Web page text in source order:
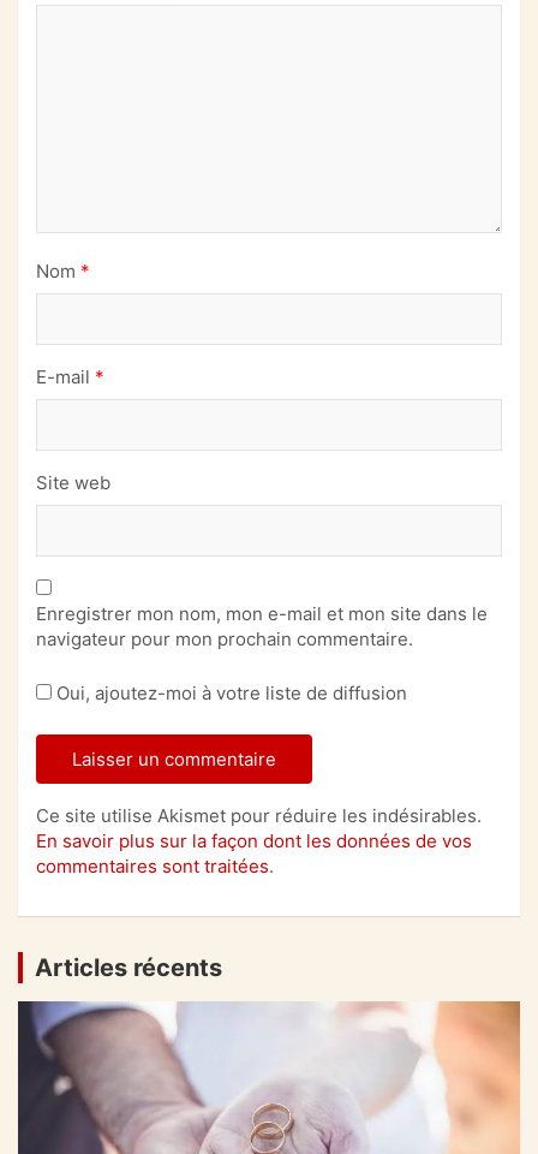
Nom *
E-mail *
Site web
Enregistrer mon nom, mon e-mail et mon site dans le
navigateur pour mon prochain commentaire.
Oui, ajoutez-moi à votre liste de diffusion
Ce site utilise Akismet pour réduire les indésirables.
En savoir plus sur la façon dont les données de vos
commentaires sont traitées.
Articles récents